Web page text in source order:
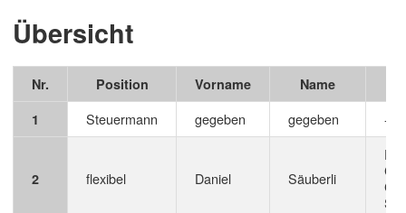
Übersicht
Nr. Position Vorname
Name
1
Steuermann gegeben gegeben -
2 flexibel Daniel Säuberli